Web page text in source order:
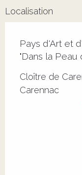
Localisation
Pays d'Art et
"Dans la Peau
Cloître de
Carennac